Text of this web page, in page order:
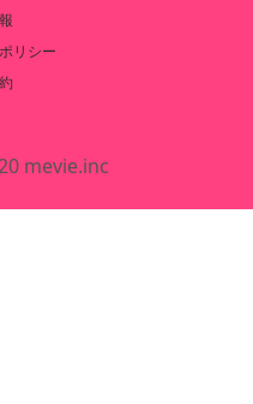
リシー
mevie.inc